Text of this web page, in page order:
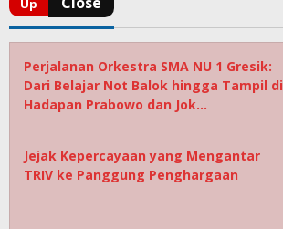
Perjalanan Orkestra SMA NU 1 Gresik:
Dari Belajar Not Balok hingga Tampil di
Hadapan Prabowo dan Jok…
Jejak Kepercayaan yang Mengantar
TRIV ke Panggung Penghargaan